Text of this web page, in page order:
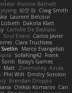
Ronnie Barnett
鸝瑩 魏 Craig Smith
Laurent Belcour
Lizbeth Dakota Klatt
Camille De Bastiani
Soul Evans Carlos Javier
Clara Truchsess
Svetlin
Marco Evangelisti
SofaKing42 Frank
Sonti Bassy's Games
Matt Zoemoney Azula
Phil Wilt Dmitry Sorokin
Brendan Droppo
Oleksii Komarov Can